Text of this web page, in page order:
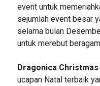
event untuk
sejumlah event besar
selama bulan
untuk merebut
Dragonica
ucapan Natal terbaik